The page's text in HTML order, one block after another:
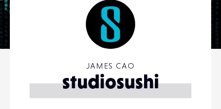
JAMES CAO
studiosushi